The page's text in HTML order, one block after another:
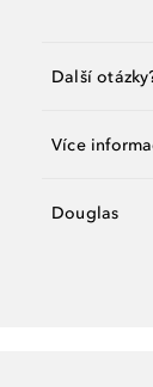
Další
Více
Douglas